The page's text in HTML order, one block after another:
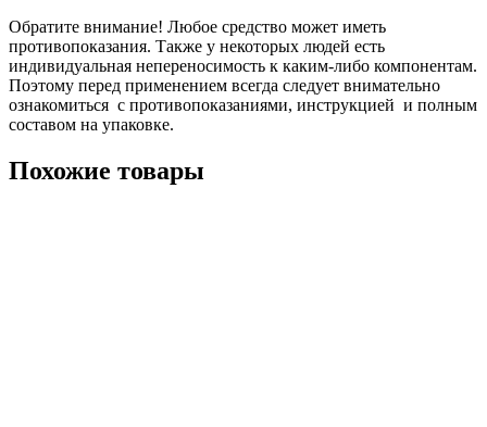
Обратите внимание! Любое средство может иметь
противопоказания. Также у некоторых людей есть
индивидуальная непереносимость к каким-либо компонентам.
Поэтому перед применением всегда следует внимательно
ознакомиться с противопоказаниями, инструкцией и полным
составом на упаковке.
Похожие товары